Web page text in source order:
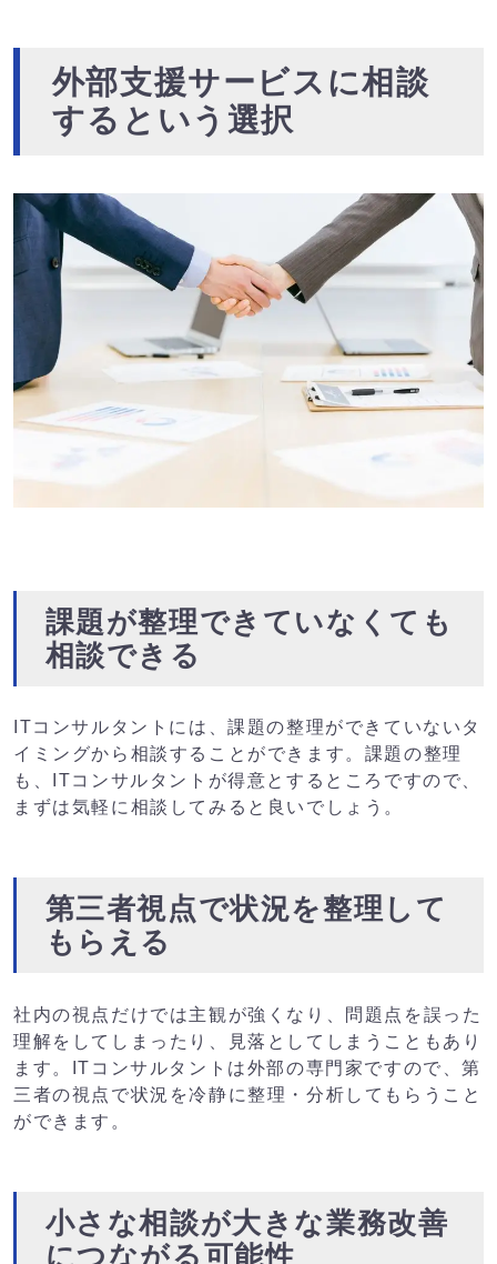
外部支援サービスに相談
するという選択
課題が整理できていなくても
相談できる
ITコンサルタントには、課題の整理ができていないタ
イミングから相談することができます。課題の整理
も、ITコンサルタントが得意とするところですので、
まずは気軽に相談してみると良いでしょう。
第三者視点で状況を整理して
もらえる
社内の視点だけでは主観が強くなり、問題点を誤った
理解をしてしまったり、見落としてしまうこともあり
ます。ITコンサルタントは外部の専門家ですので、第
三者の視点で状況を冷静に整理・分析してもらうこと
ができます。
小さな相談が大きな業務改善
につながる可能性